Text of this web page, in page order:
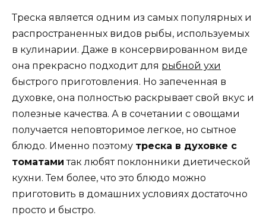
Треска является одним из самых популярных и
распространенных видов рыбы, используемых
в кулинарии. Даже в консервированном виде
она прекрасно подходит для рыбной ухи
быстрого приготовления. Но запеченная в
духовке, она полностью раскрывает свой вкус и
полезные качества. А в сочетании с овощами
получается неповторимое легкое, но сытное
блюдо. Именно поэтому треска в духовке с
томатами так любят поклонники диетической
кухни. Тем более, что это блюдо можно
приготовить в домашних условиях достаточно
просто и быстро.